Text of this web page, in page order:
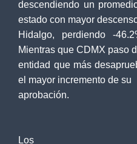
descendiendo un
estado con mayor
Hidalgo, perdiendo -
Mientras que CDMX paso
entidad que más
el mayor incremento de su
aprobación.
Los